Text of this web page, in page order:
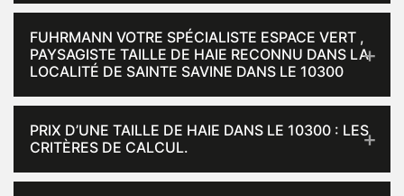
FUHRMANN VOTRE SPÉCIALISTE ESPACE VERT ,
PAYSAGISTE TAILLE DE HAIE RECONNU DANS LA
LOCALITÉ DE SAINTE SAVINE DANS LE 10300
PRIX D’UNE TAILLE DE HAIE DANS LE 10300 : LES
CRITÈRES DE CALCUL.